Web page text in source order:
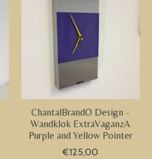
ChantalBrandO Design -
Wandklok ExtraVaganzA
Purple and Yellow Pointer
€125,00